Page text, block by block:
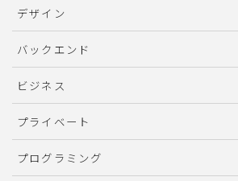
デザイン
バックエンド
ビジネス
プライベート
プログラミング